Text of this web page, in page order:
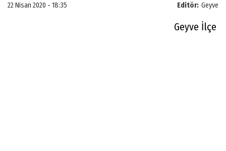
Editör: Geyve
22 Nisan 2020 - 18:35
Geyve İlçe